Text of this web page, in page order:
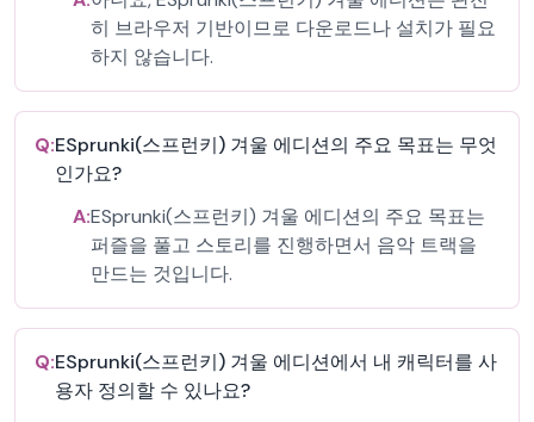
히 브라우저 기반이므로 다운로드나 설치가 필요
하지 않습니다.
Q:ESprunki(스프런키) 겨울 에디션의 주요 목표는 무엇
인가요?
A:ESprunki(스프런키) 겨울 에디션의 주요 목표는
퍼즐을 풀고 스토리를 진행하면서 음악 트랙을
만드는 것입니다.
Q:ESprunki(스프런키) 겨울 에디션에서 내 캐릭터를 사
용자 정의할 수 있나요?